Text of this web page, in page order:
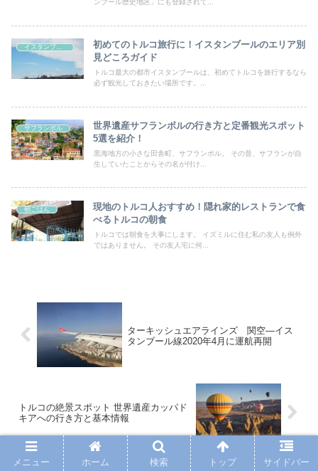
ンブール歴史地区」にも登録されて...
イスタンブール
初めてのトルコ旅行に！イスタンブールのエリア別
見どころガイド
トルコ最大の都市イスタンブールは、初めてトルコを旅行するなら
必ず観光しておきたい場所です。...
サフランボル
世界遺産サフランボルの行き方と定番観光スポット
5選を紹介！
黒海地方の小さな田舎町、サフランボル。 その昔、サフランが自
生していたことからその名が付け...
朝ごはん
現地のトルコ人おすすめ！隠れ家的レストランで食
べるトルコの朝食
トルコでは朝食を大事にします。 イズミルに住む私の友人も例外
ではありません。 その友人宅に何...
ターキッシュエアラインズ 関空―イス
タンブール線2020年4月に運航再開
トルコの絶景スポット 世界遺産カッパド
キアへの行き方と基本情報
メニュー ホーム 検索 トップ サイドバー